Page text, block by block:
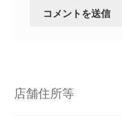
店舗住所等